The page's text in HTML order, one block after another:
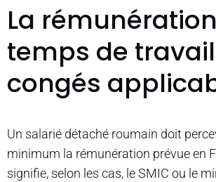
La
temps de
congés
Un salarié détaché roumain doit
minimum la rémunération prévue en
signifie, selon les cas, le SMIC ou le